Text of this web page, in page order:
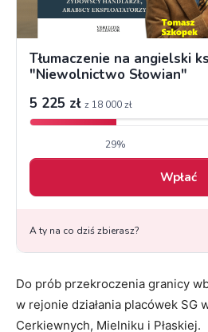
Do prób przekroczenia granicy
w rejonie działania placówek SG
Cerkiewnych, Mielniku i Płaskiej.